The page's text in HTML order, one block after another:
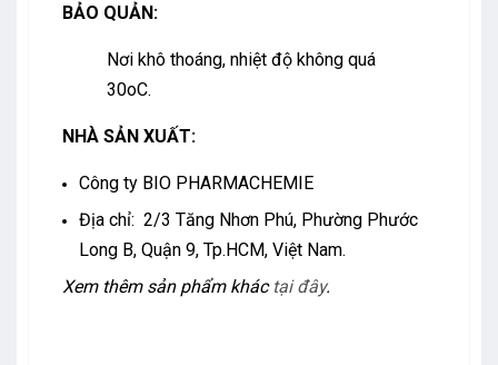
BẢO QUẢN:
Nơi khô thoáng, nhiệt độ không quá
30oC.
NHÀ SẢN XUẤT:
Công ty BIO PHARMACHEMIE
Địa chỉ: 2/3 Tăng Nhơn Phú, Phường Phước
Long B, Quận 9, Tp.HCM, Việt Nam.
Xem thêm sản phẩm khác tại đây.